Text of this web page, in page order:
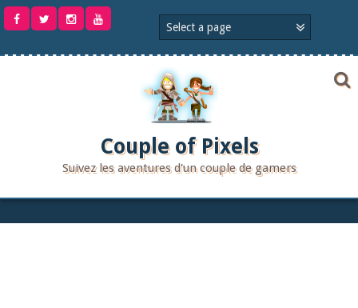
Aller
Couple of Pixels
Suivez les aventures d'un couple de gamers